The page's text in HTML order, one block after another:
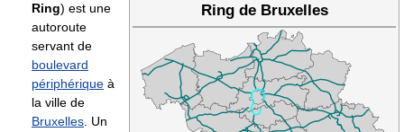
Ring de Bruxelles
Ring) est une
autoroute
servant de
boulevard
périphérique à
la ville de
Bruxelles . Un